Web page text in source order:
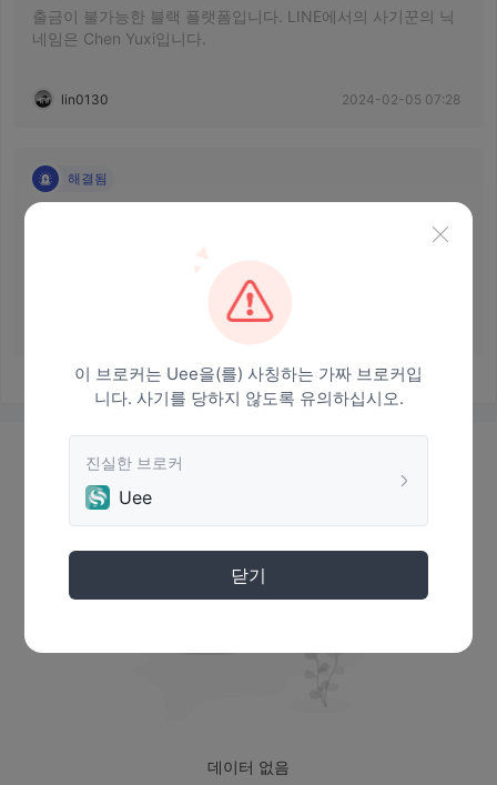
출금이 불가능한 블랙 플랫폼입니다. LINE에서의 사기꾼의 닉
네임은 Chen Yuxi입니다.
lin0130 2024-02-05 07:28
해결됨
며칠간 거래를했습니다. 웹의 고객 서비스를 추가했지만 반응
데이터 없음
이 브로커는 Uee을(를) 사칭하는 가짜 브로커입
니다. 사기를 당하지 않도록 유의하십시오.
진실한 브로커
Uee
닫기